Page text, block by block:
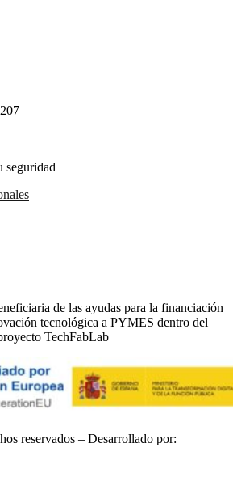
seguridad
de las ayudas para la financiación
tecnológica a PYMES dentro del
TechFabLab
reservados – Desarrollado por: